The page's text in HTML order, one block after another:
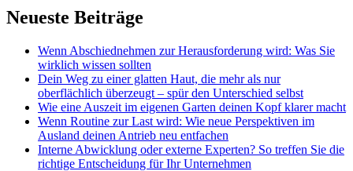
Neueste Beiträge
Wenn Abschiednehmen zur Herausforderung wird: Was Sie
wirklich wissen sollten
Dein Weg zu einer glatten Haut, die mehr als nur
oberflächlich überzeugt – spür den Unterschied selbst
Wie eine Auszeit im eigenen Garten deinen Kopf klarer macht
Wenn Routine zur Last wird: Wie neue Perspektiven im
Ausland deinen Antrieb neu entfachen
Interne Abwicklung oder externe Experten? So treffen Sie die
richtige Entscheidung für Ihr Unternehmen